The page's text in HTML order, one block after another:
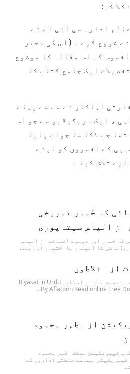
کہ:
ادارہ سی آئی اے نے
شروع کیے ۔ (اس کی محیر
کہ اس مقالہ کا موضوع
ایک جامع کتاب کا
اہلکار نے سب سے پہلے
، ایک بریگیڈیر سے جو اس
جب ٹکا سا جواب پایا
پی کے افسروں کو اپنے
تلاش کیا ۔
کا خُمار تاریخی
از الیاس سیتاپوری
کا خُمار اور دوسرے افسانے از الیاس
ماضی کا آئینہ، بااختیار اور بے…
از افلاطون
ریاست یا تحقیق عدل از افلاطون Riyasat in Urdu
By Aflatoon Read online Free
از اظہر محمود
فیبریکیشن مصنف اظہر محمود
فیبریکیشن بہت سے صنعتی اداروں کے